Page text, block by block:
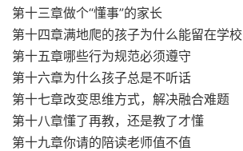
第十三章做个“懂事”的家长
第十四章满地爬的孩子为什么能留在学校
第十五章哪些行为规范必须遵守
第十六章为什么孩子总是不听话
第十七章改变思维方式，解决融合难题
第十八章懂了再教，还是教了才懂
第十九章你请的陪读老师值不值